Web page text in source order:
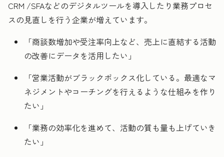
CRM /SFAなどのデジタルツールを導入したり業務プロセ
スの見直しを行う企業が増えています。
「商談数増加や受注率向上など、売上に直結する活動
の改善にデータを活用したい」
「営業活動がブラックボックス化している。最適なマ
ネジメントやコーチングを行えるような仕組みを作り
たい」
「業務の効率化を進めて、活動の質も量も上げていき
たい」